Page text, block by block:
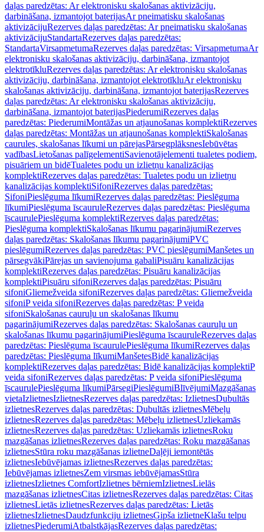
daļas paredzētas: Ar elektronisku skalošanas aktivizāciju,
darbināšana, izmantojot baterijasAr pneimatisku skalošanas
aktivizācijuRezerves daļas paredzētas: Ar pneimatisku skalošanas
aktivizācijuStandartaRezerves daļas paredzētas:
StandartaVirsapmetumaRezerves daļas paredzētas: VirsapmetumaAr
elektronisku skalošanas aktivizāciju, darbināšana, izmantojot
elektrotīkluRezerves daļas paredzētas: Ar elektronisku skalošanas
aktivizāciju, darbināšana, izmantojot elektrotīkluAr elektronisku
skalošanas aktivizāciju, darbināšana, izmantojot baterijasRezerves
daļas paredzētas: Ar elektronisku skalošanas aktivizāciju,
darbināšana, izmantojot baterijasPiederumiRezerves daļas
paredzētas: PiederumiMontāžas un atjaunošanas komplektiRezerves
daļas paredzētas: Montāžas un atjaunošanas komplektiSkalošanas
caurules, skalošanas līkumi un pārejasPārsegplāksnesIebūvētas
vadībasLietošanas palīgelementiSavienotājelementi tualetes podiem,
pisuāriem un bidēTualetes podu un izlietņu kanalizācijas
komplektiRezerves daļas paredzētas: Tualetes podu un izlietņu
kanalizācijas komplektiSifoniRezerves daļas paredzētas:
SifoniPieslēguma līkumiRezerves daļas paredzētas: Pieslēguma
līkumiPieslēguma īscauruleRezerves daļas paredzētas: Pieslēguma
īscaurulePieslēguma komplektiRezerves daļas paredzētas:
Pieslēguma komplektiSkalošanas līkumu pagarinājumiRezerves
daļas paredzētas: Skalošanas līkumu pagarinājumiPVC
pieslēgumiRezerves daļas paredzētas: PVC pieslēgumiManšetes un
pārsegvākiPārejas un savienojuma gabaliPisuāru kanalizācijas
komplektiRezerves daļas paredzētas: Pisuāru kanalizācijas
komplektiPisuāru sifoniRezerves daļas paredzētas: Pisuāru
sifoniGliemežveida sifoniRezerves daļas paredzētas: Gliemežveida
sifoniP veida sifoniRezerves daļas paredzētas: P veida
sifoniSkalošanas cauruļu un skalošanas līkumu
pagarinājumiRezerves daļas paredzētas: Skalošanas cauruļu un
skalošanas līkumu pagarinājumiPieslēguma īscauruleRezerves daļas
paredzētas: Pieslēguma īscaurulePieslēguma līkumiRezerves daļas
paredzētas: Pieslēguma līkumiManšetesBidē kanalizācijas
komplektiRezerves daļas paredzētas: Bidē kanalizācijas komplektiP
veida sifoniRezerves daļas paredzētas: P veida sifoniPieslēguma
īscaurulePieslēguma līkumiPārsegiPieslēgumiBlīvējumiMazgāšanas
vietaIzlietnesIzlietnesRezerves daļas paredzētas: IzlietnesDubultās
izlietnesRezerves daļas paredzētas: Dubultās izlietnesMēbeļu
izlietnesRezerves daļas paredzētas: Mēbeļu izlietnesUzliekamās
izlietnesRezerves daļas paredzētas: Uzliekamās izlietnesRoku
mazgāšanas izlietnesRezerves daļas paredzētas: Roku mazgāšanas
izlietnesStūra roku mazgāšanas izlietneDaļēji iemontētās
izlietnesIebūvējamas izlietnesRezerves daļas paredzētas:
Iebūvējamas izlietnesZem virsmas iebūvējamasStūra
izlietnesIzlietnes ComfortIzlietnes bērniemIzlietnesLielās
mazgāšanas izlietnesCitas izlietnesRezerves daļas paredzētas: Citas
izlietnesLietās izlietnesRezerves daļas paredzētas: Lietās
izlietnesIzlietnesDaudzfunkciju izlietnesĢipša izlietneKlašu telpu
izlietnesPiederumiAtbalstkājasRezerves daļas paredzētas: